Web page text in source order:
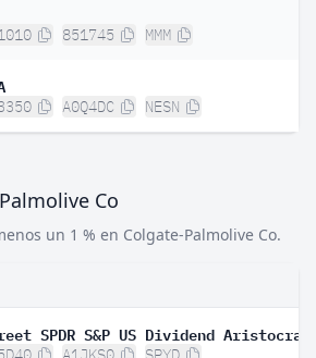
851745 MMM
A0Q4DC NESN
Co
un 1 % en Colgate-Palmolive Co.